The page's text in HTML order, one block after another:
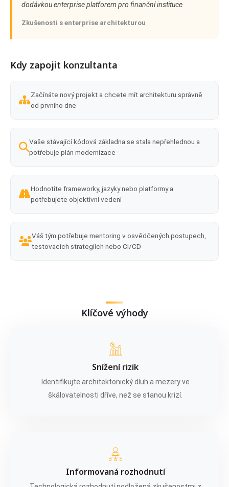
dodávkou enterprise platforem pro finanční instituce.
Zkušenosti s enterprise architekturou
Kdy zapojit konzultanta
Začínáte nový projekt a chcete mít architekturu správně
od prvního dne
Vaše stávající kódová základna se stala nepřehlednou a
potřebuje plán modernizace
Hodnotíte frameworky, jazyky nebo platformy a
potřebujete objektivní vedení
Váš tým potřebuje mentoring v osvědčených postupech,
testovacích strategiích nebo CI/CD
Klíčové výhody
Snížení rizik
Identifikujte architektonický dluh a mezery ve
škálovatelnosti dříve, než se stanou krizí.
Informovaná rozhodnutí